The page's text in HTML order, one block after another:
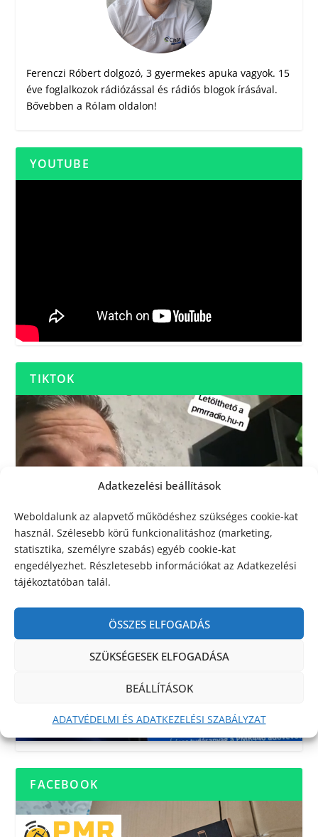
Adatkezelési beállítások
Weboldalunk az alapvető működéshez szükséges cookie-kat
használ. Szélesebb körű funkcionalitáshoz (marketing,
statisztika, személyre szabás) egyéb cookie-kat
engedélyezhet. Részletesebb információkat az Adatkezelési
tájékoztatóban talál.
ÖSSZES ELFOGADÁS
SZÜKSÉGESEK ELFOGADÁSA
BEÁLLÍTÁSOK
ADATVÉDELMI ÉS ADATKEZELÉSI SZABÁLYZAT
Ferenczi Róbert dolgozó, 3 gyermekes apuka vagyok. 15
éve foglalkozok rádiózással és rádiós blogok írásával.
Bővebben a Rólam oldalon!
YOUTUBE
TIKTOK
FACEBOOK